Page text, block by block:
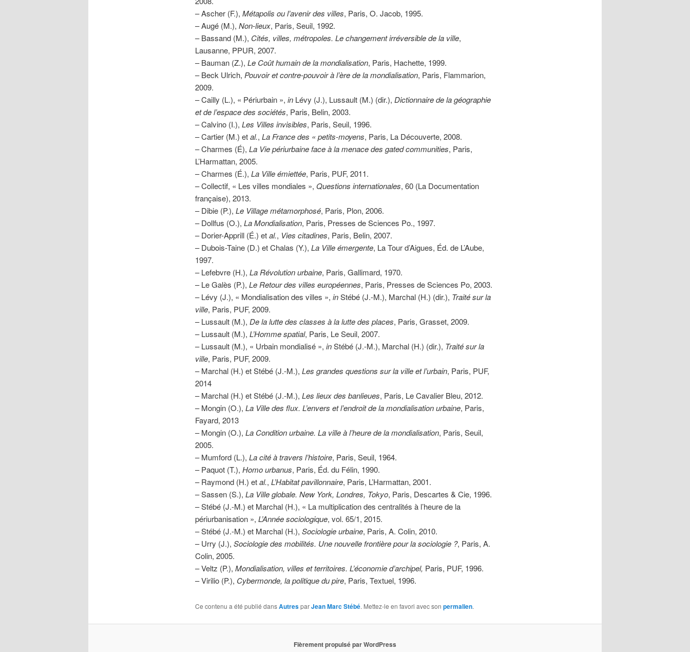
– Ascher (F.), Métapolis ou l’avenir des villes, Paris, O. Jacob, 1995.
– Augé (M.), Non-lieux, Paris, Seuil, 1992.
– Bassand (M.), Cités, villes, métropoles. Le changement irréversible de la ville,
Lausanne, PPUR, 2007.
– Bauman (Z.), Le Coût humain de la mondialisation, Paris, Hachette, 1999.
– Beck Ulrich, Pouvoir et contre-pouvoir à l’ère de la mondialisation, Paris, Flammarion,
2009.
– Cailly (L.), « Périurbain », inLévy (J.), Lussault (M.) (dir.), Dictionnaire de la géographie
et de l’espace des sociétés, Paris, Belin, 2003.
– Calvino (I.), Les Villes invisibles, Paris, Seuil, 1996.
– Cartier (M.) etal., La France des « petits-moyens, Paris, La Découverte, 2008.
– Charmes (É), La Vie périurbaine face à la menace des gated communities, Paris,
L’Harmattan, 2005.
– Charmes (É.), La Ville émiettée, Paris, PUF, 2011.
– Collectif, « Les villes mondiales », Questions internationales, 60 (La Documentation
française), 2013.
– Dibie (P.), Le Village métamorphosé, Paris, Plon, 2006.
– Dollfus (O.), La Mondialisation, Paris, Presses de Sciences Po., 1997.
– Dorier-Apprill (É.) etal., Vies citadines, Paris, Belin, 2007.
– Dubois-Taine (D.) et Chalas (Y.), La Ville émergente, La Tour d’Aigues, Éd. de L’Aube,
1997.
– Lefebvre (H.), La Révolution urbaine, Paris, Gallimard, 1970.
– Le Galès (P.), Le Retour des villes européennes, Paris, Presses de Sciences Po, 2003.
– Lévy (J.), « Mondialisation des villes », inStébé (J.-M.), Marchal (H.) (dir.), Traité sur la
ville, Paris, PUF, 2009.
– Lussault (M.), De la lutte des classes à la lutte des places, Paris, Grasset, 2009.
– Lussault (M.), L’Homme spatial, Paris, Le Seuil, 2007.
– Lussault (M.), « Urbain mondialisé », inStébé (J.-M.), Marchal (H.) (dir.), Traité sur la
ville, Paris, PUF, 2009.
– Marchal (H.) et Stébé (J.-M.), Les grandes questions sur la ville et l’urbain, Paris, PUF,
2014
– Marchal (H.) et Stébé (J.-M.), Les lieux des banlieues, Paris, Le Cavalier Bleu, 2012.
– Mongin (O.), La Ville des flux. L’envers et l’endroit de la mondialisation urbaine, Paris,
Fayard, 2013
– Mongin (O.), La Condition urbaine. La ville à l’heure de la mondialisation, Paris, Seuil,
2005.
– Mumford (L.), La cité à travers l’histoire, Paris, Seuil, 1964.
– Paquot (T.), Homo urbanus, Paris, Éd. du Félin, 1990.
– Raymond (H.) etal., L’Habitat pavillonnaire, Paris, L’Harmattan, 2001.
– Sassen (S.), La Ville globale. New York, Londres, Tokyo, Paris, Descartes & Cie, 1996.
– Stébé (J.-M.) et Marchal (H.), « La multiplication des centralités à l’heure de la
périurbanisation », L’Année sociologique, vol. 65/1, 2015.
– Stébé (J.-M.) et Marchal (H.), Sociologie urbaine, Paris, A. Colin, 2010.
– Urry (J.), Sociologie des mobilités. Une nouvelle frontière pour la sociologie ?, Paris, A.
Colin, 2005.
– Veltz (P.), Mondialisation, villes et territoires. L’économie d’archipel, Paris, PUF, 1996.
– Virilio (P.), Cybermonde, la politique du pire, Paris, Textuel, 1996.
Ce contenu a été publié dansAutresparJean Marc Stébé. Mettez-le en favori avec son permalien.
Fièrement propulsé par WordPress